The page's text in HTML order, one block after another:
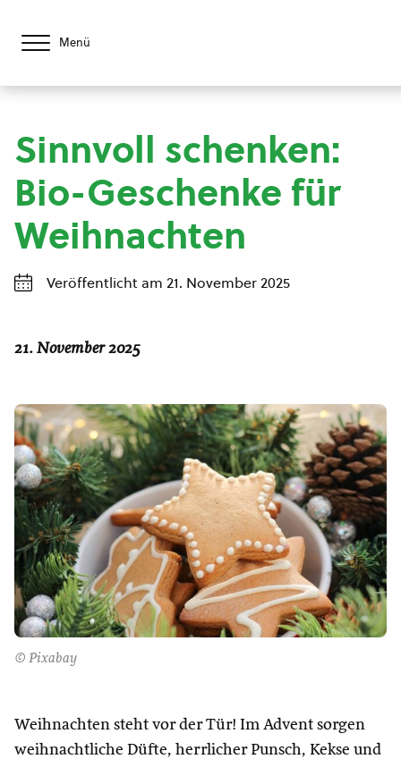
Menü
Sinnvoll schenken:
Bio-Geschenke für
Weihnachten
Veröffentlicht am 21. November 2025
21. November 2025
© Pixabay
Weihnachten steht vor der Tür! Im Advent sorgen
weihnachtliche Düfte, herrlicher Punsch, Kekse und